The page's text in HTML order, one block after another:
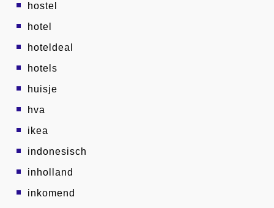
hostel
hotel
hoteldeal
hotels
huisje
hva
ikea
indonesisch
inholland
inkomend